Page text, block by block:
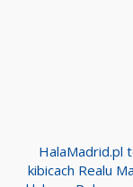
HalaMadrid.pl
kibicach Realu